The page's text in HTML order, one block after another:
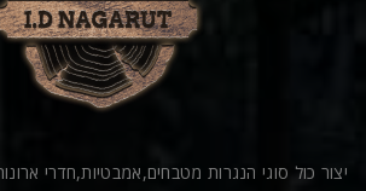
יצור כול סוגי הנגרות מטבחים,אמבטיות,חדרי